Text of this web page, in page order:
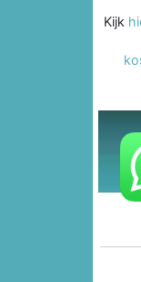
Kijk